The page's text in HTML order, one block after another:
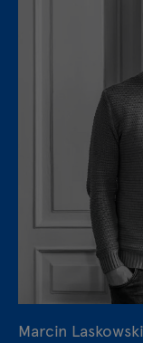
Marcin Laskowski